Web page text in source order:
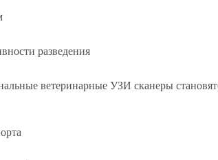
разведения
ветеринарные УЗИ сканеры